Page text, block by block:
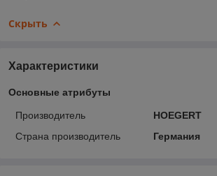
Скрыть
Характеристики
Основные атрибуты
Производитель
HOEGERT
Страна производитель
Германия